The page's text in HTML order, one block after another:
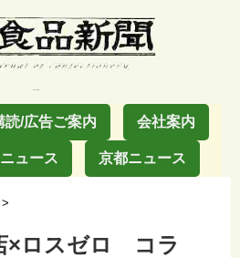
読/広告ご案内 会社案内
ュース 京都ニュース
>
×ロスゼロ コラ